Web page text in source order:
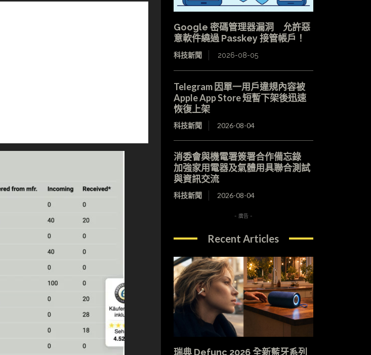
Google 密碼管理器漏洞 允許惡
意軟件繞過 Passkey 接管帳戶！
科技新聞 2026-08-05
Telegram 因單一用戶違規內容被
Apple App Store 短暫下架後迅速
恢復上架
科技新聞 2026-08-04
消委會與機電署簽署合作備忘錄
加強家用電器及氣體用具聯合測試
與資訊交流
科技新聞 2026-08-04
- 廣告 -
Recent Articles
瑞典 Defunc 2026 全新藍牙系列